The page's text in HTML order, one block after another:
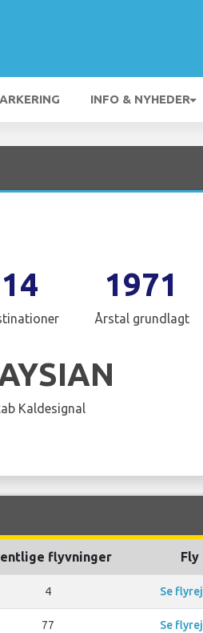
INFO & NYHEDER
14 1971
Årstal grundlagt
Kaldesignal
flyvninger Fly
4 Se
77 Se